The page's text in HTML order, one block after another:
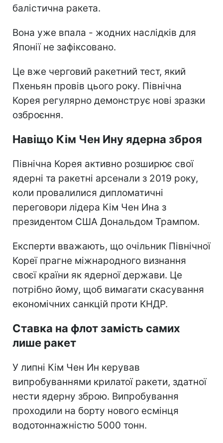
балістична ракета.
Вона уже впала - жодних наслідків для
Японії не зафіксовано.
Це вже черговий ракетний тест, який
Пхеньян провів цього року. Північна
Корея регулярно демонструє нові зразки
озброєння.
Навіщо Кім Чен Ину ядерна зброя
Північна Корея активно розширює свої
ядерні та ракетні арсенали з 2019 року,
коли провалилися дипломатичні
переговори лідера Кім Чен Ина з
президентом США Дональдом Трампом.
Експерти вважають, що очільник Північної
Кореї прагне міжнародного визнання
своєї країни як ядерної держави. Це
потрібно йому, щоб вимагати скасування
економічних санкцій проти КНДР.
Ставка на флот замість самих
лише ракет
У липні Кім Чен Ин керував
випробуваннями крилатої ракети, здатної
нести ядерну зброю. Випробування
проходили на борту нового есмінця
водотоннажністю 5000 тонн.